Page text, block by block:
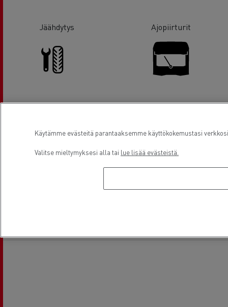
Jäähdytys Ajopiirturit
Rengaspalvelut Lasinvaihdot
Käytämme evästeitä parantaaksemme käyttökokemustasi
Valitse mieltymyksesi alla tai lue lisää evästeistä.